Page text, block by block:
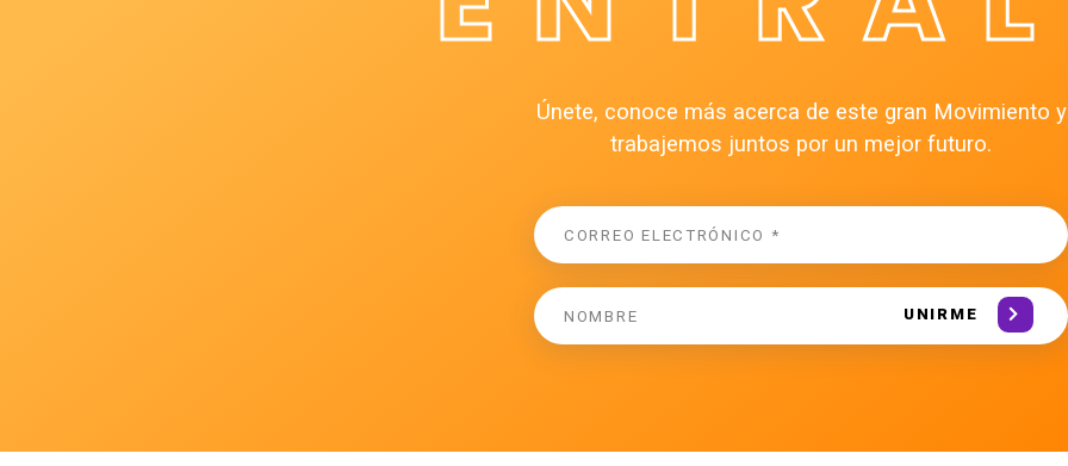
Únete, conoce más acerca de este gran Movimiento y
trabajemos juntos por un mejor futuro.
UNIRME